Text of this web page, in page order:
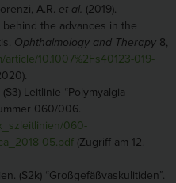
A.R. et al. (2019).
the advances in the
Ophthalmology and Therapy 8,
10.1007%2Fs40123-019-
Leitlinie “Polymyalgia
060/006.
060-
05.pdf (Zugriff am 12.
(S2k) “Großgefäßvaskulitiden”.